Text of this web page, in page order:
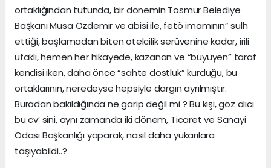
ortaklığından tutunda, bir dönemin Tosmur Belediye
Başkanı Musa Özdemir ve abisi ile, fetö imamının” sulh
ettiği, başlamadan biten otelcilik serüvenine kadar, irili
ufaklı, hemen her hikayede, kazanan ve “büyüyen” taraf
kendisi iken, daha önce “sahte dostluk” kurduğu, bu
ortaklarının, neredeyse hepsiyle dargın ayrılmıştır.
Buradan bakıldığında ne garip değil mi ? Bu kişi, göz alıcı
bu cv’ sini, aynı zamanda iki dönem, Ticaret ve Sanayi
Odası Başkanlığı yaparak, nasıl daha yukarılara
taşıyabildi..?